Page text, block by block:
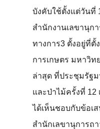
บังคับใช้ตั้งแต่วันที่
สำนักงานเลขานุก
ทางการ3 ตั้งอยู่ที่ตั้
การเกษตร มหาวิท
ล่าสุด ที่ประชุมรัฐม
และป่าไม้ครั้งที่ 12
ได้เห็นชอบกับข้อเ
สำนักเลขานุการถ